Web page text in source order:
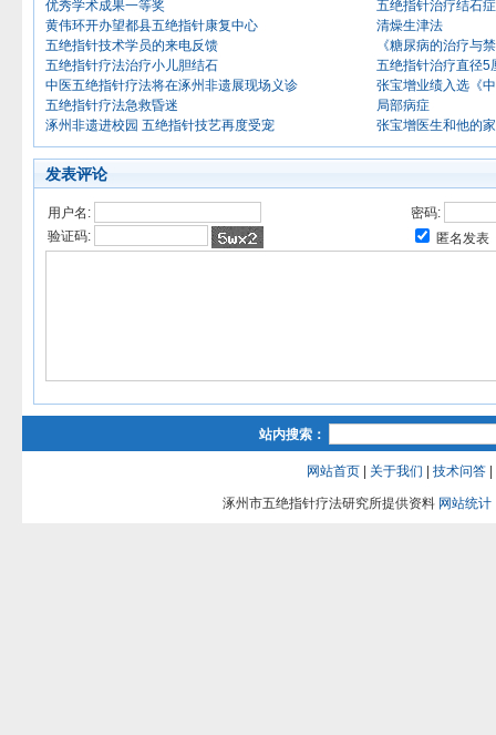
优秀学术成果一等奖
黄伟环开办望都县五绝指针康复中心
五绝指针技术学员的来电反馈
五绝指针疗法治疗小儿胆结石
中医五绝指针疗法将在涿州非遗展现场义诊
五绝指针疗法急救昏迷
涿州非遗进校园 五绝指针技艺再度受宠
五绝指针治疗结石
清燥生津法
《糖尿病的治疗与
五绝指针治疗直径5
张宝增业绩入选《
局部病症
张宝增医生和他的
发表评论
用户名:
密码:
验证码:
匿名发表
站内搜索：
网站首页 关于我们 技术问答
涿州市五绝指针疗法研究所提供资料 网站统计